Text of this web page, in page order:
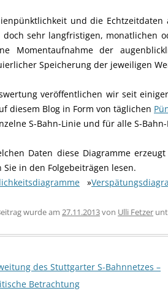
und die Echtzeitdaten
doch sehr langfristigen, monatlichen
Momentaufnahme der
Speicherung der jeweiligen
veröffentlichen wir seit
diesem Blog in Form von täglichen
S-Bahn-Linie und für alle S-
Daten diese Diagramme
Sie in den Folgebeiträgen lesen.
»
wurde am 27.11.2013von Ulli Fetzer
des Stuttgarter S-Bahnnetzes –
Betrachtung